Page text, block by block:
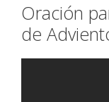
Oración
de